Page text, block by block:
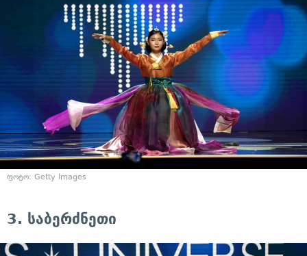
ფოტო: Getty Images
3. საბერძნეთი